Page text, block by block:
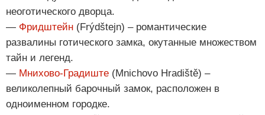
неоготического дворца.
— Фридштейн (Frýdštejn) – романтические
развалины готического замка, окутанные множеством
тайн и легенд.
— Мнихово-Градиште (Mnichovo Hradiště) –
великолепный барочный замок, расположен в
одноименном городке.